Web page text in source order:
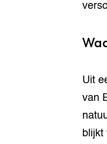
Uit
van
blijkt